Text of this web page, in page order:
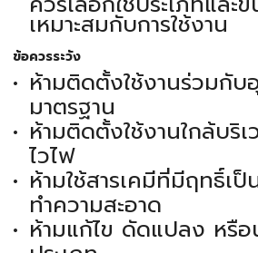
เหมาะสมกับการใช้งาน
ข้อควรระวัง
ห้ามติดตั้งใช้งานร่วมกั
มาตรฐาน
ห้ามติดตั้งใช้งานใกล้บริ
ไวไฟ
ห้ามใช้สารเคมีที่มีฤทธิ์เ
ทำความสะอาด
ห้ามแก้ไข ดัดแปลง หรือ